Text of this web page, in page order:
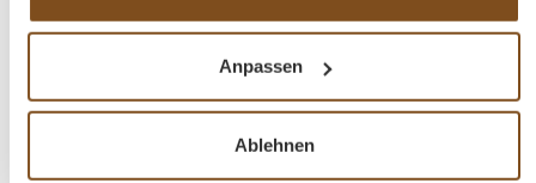
Anpassen
Ablehnen